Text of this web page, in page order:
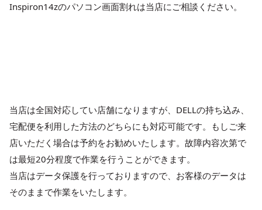
Inspiron14zのパソコン画面割れは当店にご相談ください。
当店は全国対応してい店舗になりますが、DELLの持ち込み、
宅配便を利用した方法のどちらにも対応可能です。もしご来
店いただく場合は予約をお勧めいたします。故障内容次第で
は最短20分程度で作業を行うことができます。
当店はデータ保護を行っておりますので、お客様のデータは
そのままで作業をいたします。